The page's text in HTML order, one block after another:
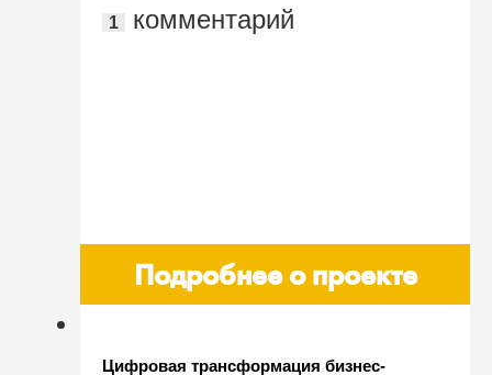
1 комментарий
Подробнее о проекте
Цифровая трансформация бизнес-